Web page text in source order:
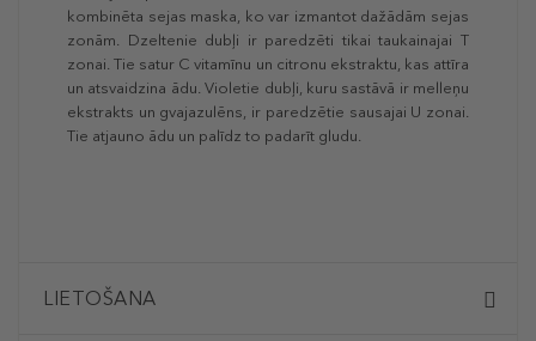
kombinēta sejas maska, ko var izmantot dažādām sejas
zonām. Dzeltenie dubļi ir paredzēti tikai taukainajai T
zonai. Tie satur C vitamīnu un citronu ekstraktu, kas attīra
un atsvaidzina ādu. Violetie dubļi, kuru sastāvā ir melleņu
ekstrakts un gvajazulēns, ir paredzētie sausajai U zonai.
Tie atjauno ādu un palīdz to padarīt gludu.
LIETOŠANA